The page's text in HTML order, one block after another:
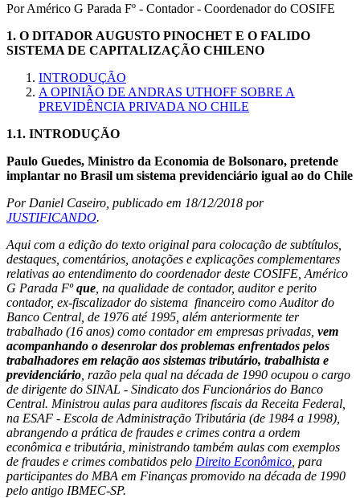
Por Américo G Parada Fº - Contador - Coordenador do COSIFE
1. O DITADOR AUGUSTO PINOCHET E O FALIDO
SISTEMA DE CAPITALIZAÇÃO CHILENO
INTRODUÇÃO
A OPINIÃO DE ANDRAS UTHOFF SOBRE A
PREVIDÊNCIA PRIVADA NO CHILE
1.1. INTRODUÇÃO
Paulo Guedes, Ministro da Economia de Bolsonaro, pretende
implantar no Brasil um sistema previdenciário igual ao do Chile
Por Daniel Caseiro, publicado em 18/12/2018 por
JUSTIFICANDO.
Aqui com a edição do texto original para colocação de subtítulos,
destaques, comentários, anotações e explicações complementares
relativas ao entendimento do coordenador deste COSIFE, Américo
G Parada Fºque , na qualidade de contador, auditor e perito
contador, ex-fiscalizador do sistema financeiro como Auditor do
Banco Central, de 1976 até 1995, além anteriormente ter
trabalhado (16 anos) como contador em empresas privadas, vem
acompanhando o desenrolar dos problemas enfrentados pelos
trabalhadores em relação aos sistemas tributário, trabalhista e
previdenciário , razão pela qual na década de 1990 ocupou o cargo
de dirigente do SINAL - Sindicato dos Funcionários do Banco
Central. Ministrou aulas para auditores fiscais da Receita Federal,
na ESAF - Escola de Administração Tributária (de 1984 a 1998),
abrangendo a prática de fraudes e crimes contra a ordem
econômica e tributária, ministrando também aulas com exemplos
de fraudes e crimes combatidos pelo Direito Econômico , para
participantes do MBA em Finanças promovido na década de 1990
pelo antigo IBMEC-SP.